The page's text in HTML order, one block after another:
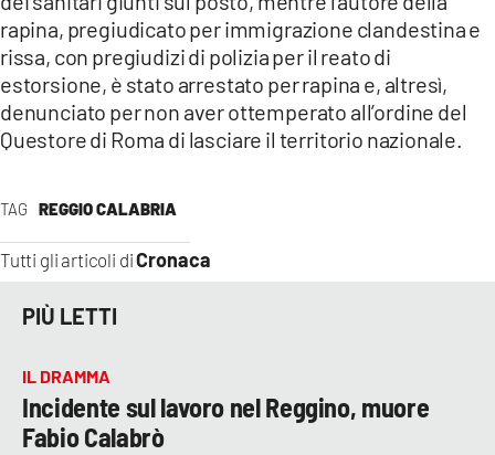
APPLE
TAG REGGIO CALABRIA
Tutti gli articoli diCronaca
rapina, pregiudicato per immigrazione clandestina e
rissa, con pregiudizi di polizia per il reato di
estorsione, è stato arrestato per rapina e, altresì,
denunciato per non aver ottemperato all’ordine del
Questore di Roma di lasciare il territorio nazionale.
PIÙ LETTI
IL DRAMMA
Incidente sul lavoro nel Reggino, muore
Fabio Calabrò